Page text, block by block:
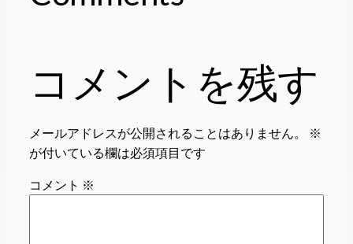
コメントを残す
メールアドレスが公開されることはありません。
※
が付いている欄は必須項目です
コメント ※